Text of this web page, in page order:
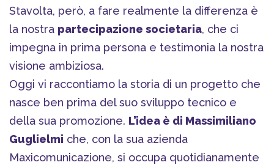
Stavolta, però, a fare realmente la differenza è
la nostra partecipazione societaria, che ci
impegna in prima persona e testimonia la nostra
visione ambiziosa.
Oggi vi raccontiamo la storia di un progetto che
nasce ben prima del suo sviluppo tecnico e
della sua promozione. L’idea è di Massimiliano
Guglielmi che, con la sua azienda
Maxicomunicazione, si occupa quotidianamente